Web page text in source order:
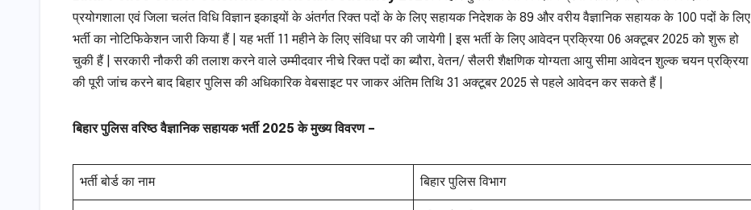
प्रयोगशाला एवं जिला चलंत विधि विज्ञान इकाइयों के अंतर्गत रिक्त पदों के के लिए सहायक निदेशक के 89 और वरीय वैज्ञानिक सहायक के 100 पदों के लिए
भर्ती का नोटिफिकेशन जारी किया हैं | यह भर्ती 11 महीने के लिए संविधा पर की जायेगी | इस भर्ती के लिए आवेदन प्रक्रिया 06 अक्टूबर 2025 को शुरू हो
चुकी हैं | सरकारी नौकरी की तलाश करने वाले उम्मीदवार नीचे रिक्त पदों का ब्यौरा, वेतन/ सैलरी शैक्षणिक योग्यता आयु सीमा आवेदन शुल्क चयन प्रक्रिया
की पूरी जांच करने बाद बिहार पुलिस की अधिकारिक वेबसाइट पर जाकर अंतिम तिथि 31 अक्टूबर 2025 से पहले आवेदन कर सकते हैं |
बिहार पुलिस वरिष्ठ वैज्ञानिक सहायक भर्ती 2025 के मुख्य विवरण –
भर्ती बोर्ड का नाम बिहार पुलिस विभाग